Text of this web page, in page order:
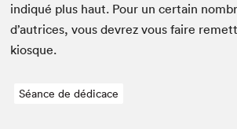
indiqué plus haut. Pour un cer­tain
d’autrices, vous devrez vous faire
kiosque.
Séance de dédicace